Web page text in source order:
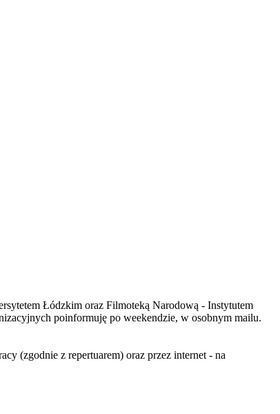
Łódzkim oraz Filmoteką Narodową - Instytutem
poinformuję po weekendzie, w osobnym mailu.
(zgodnie z repertuarem) oraz przez internet - na